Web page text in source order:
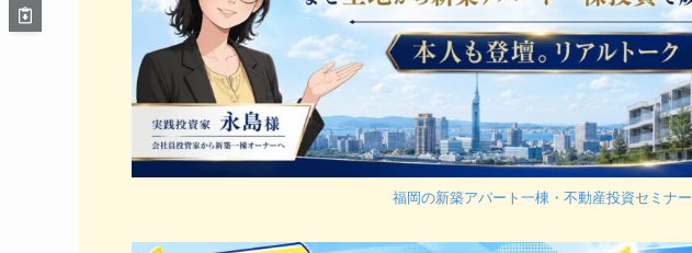
福岡の新築アパート一棟・不動産投資セミナー